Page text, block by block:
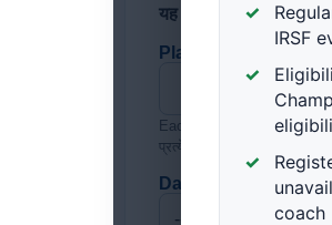
IRSF
coach
यह पंजीकरण प्रत्येक वर्ष
Player full name /
Each word will be saved
प्रत्येक शब्द का पहला अक्षर
Date of birth / जन्म